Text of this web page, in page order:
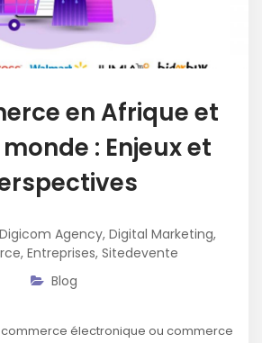
en Afrique et
: Enjeux et
Digicom Agency, Digital Marketing,
, Entreprises, Sitedevente
Blog
électronique ou commerce